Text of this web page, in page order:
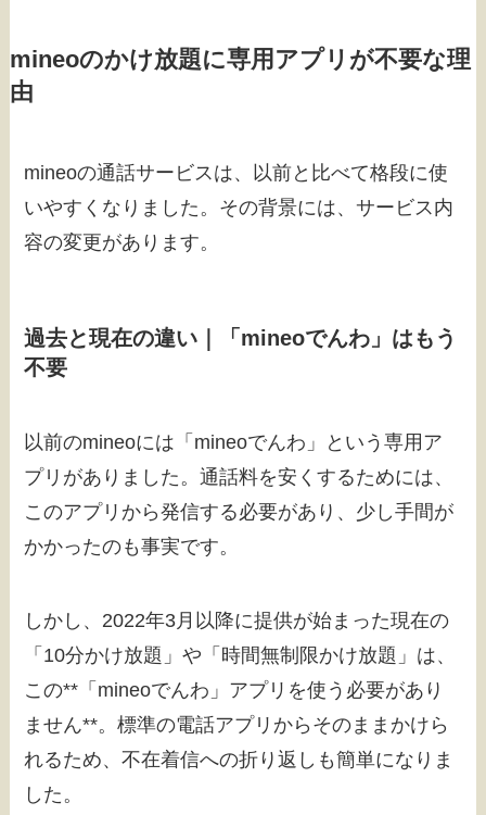
mineoのかけ放題に専用アプリが不要な理
由
mineoの通話サービスは、以前と比べて格段に使
いやすくなりました。その背景には、サービス内
容の変更があります。
過去と現在の違い｜「mineoでんわ」はもう
不要
以前のmineoには「mineoでんわ」という専用ア
プリがありました。通話料を安くするためには、
このアプリから発信する必要があり、少し手間が
かかったのも事実です。
しかし、2022年3月以降に提供が始まった現在の
「10分かけ放題」や「時間無制限かけ放題」は、
この**「mineoでんわ」アプリを使う必要があり
ません**。標準の電話アプリからそのままかけら
れるため、不在着信への折り返しも簡単になりま
した。